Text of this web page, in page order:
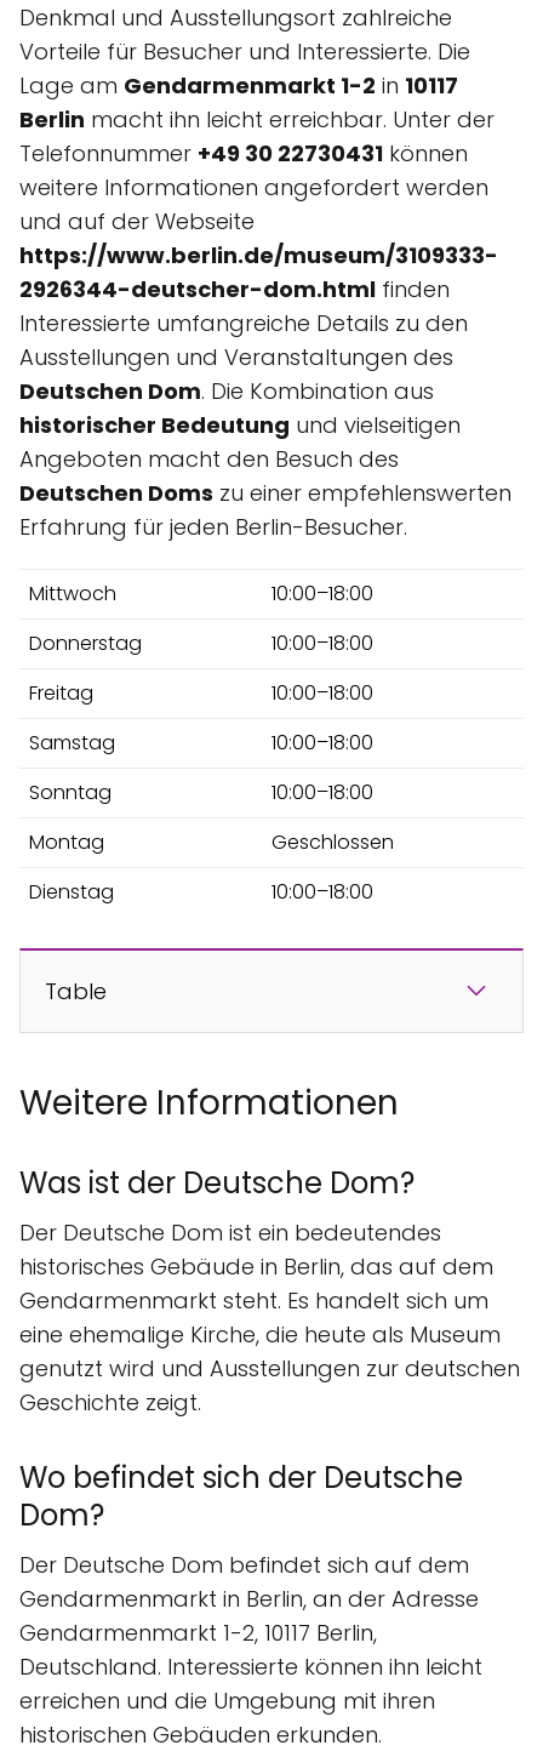
Denkmal und Ausstellungsort zahlreiche
Vorteile für Besucher und Interessierte. Die
Lage am Gendarmenmarkt 1-2 in 10117
Berlin macht ihn leicht erreichbar. Unter der
Telefonnummer +49 30 22730431 können
weitere Informationen angefordert werden
und auf der Webseite
https://www.berlin.de/museum/3109333-
2926344-deutscher-dom.html finden
Interessierte umfangreiche Details zu den
Ausstellungen und Veranstaltungen des
Deutschen Dom. Die Kombination aus
historischer Bedeutung und vielseitigen
Angeboten macht den Besuch des
Deutschen Doms zu einer empfehlenswerten
Erfahrung für jeden Berlin-Besucher.
Mittwoch
10:00–18:00
Donnerstag
10:00–18:00
Freitag
10:00–18:00
Samstag
10:00–18:00
Sonntag
10:00–18:00
Montag
Geschlossen
Dienstag
10:00–18:00
Table
Weitere Informationen
Was ist der Deutsche Dom?
Der Deutsche Dom ist ein bedeutendes
historisches Gebäude in Berlin, das auf dem
Gendarmenmarkt steht. Es handelt sich um
eine ehemalige Kirche, die heute als Museum
genutzt wird und Ausstellungen zur deutschen
Geschichte zeigt.
Wo befindet sich der Deutsche
Dom?
Der Deutsche Dom befindet sich auf dem
Gendarmenmarkt in Berlin, an der Adresse
Gendarmenmarkt 1-2, 10117 Berlin,
Deutschland. Interessierte können ihn leicht
erreichen und die Umgebung mit ihren
historischen Gebäuden erkunden.